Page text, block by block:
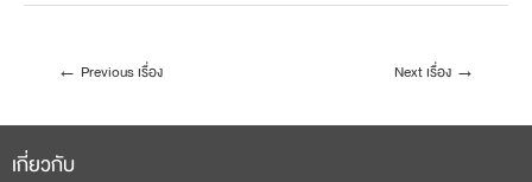
← Previous เรื่อง Next เรื่อง →
เกี่ยวกับ